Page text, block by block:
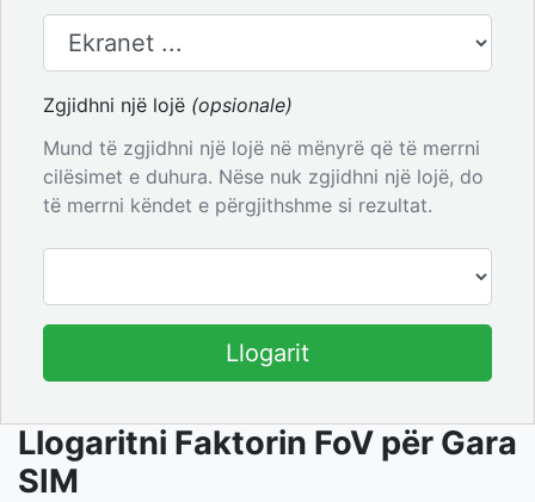
Numri i Ekraneve
Zgjidhni një lojë (opsionale)
Mund të zgjidhni një lojë në mënyrë që të merrni
cilësimet e duhura. Nëse nuk zgjidhni një lojë, do
të merrni këndet e përgjithshme si rezultat.
Llogarit
Llogaritni Faktorin FoV për Gara
SIM